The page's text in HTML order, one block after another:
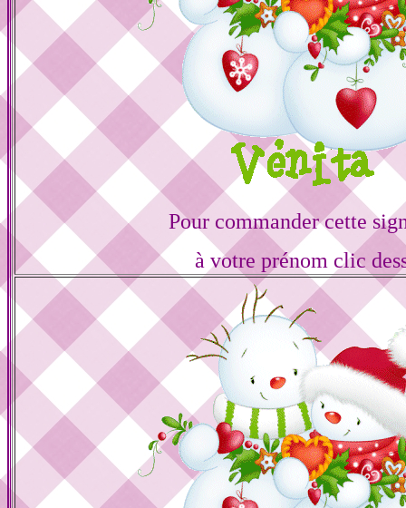
Pour commander cette
à votre prénom clic